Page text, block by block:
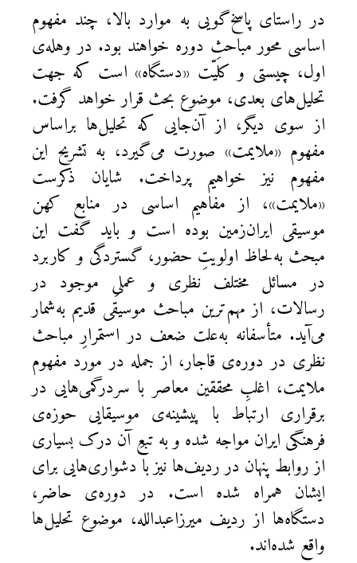
در راستای پاسخ‌گویی به موارد بالا، چند مفهوم
اساسی محور مباحثِ دوره خواهند بود. در وهله‌ی
اول، چیستی و کلیّت «دستگاه» است که جهت
تحلیل‌های بعدی، موضوع بحث قرار خواهد گرفت.
از سوی دیگر، از آن‌جایی که تحلیل‌ها براساس
مفهوم «ملایمت» صورت می‌گیرد، به تشریح این
مفهوم نیز خواهیم پرداخت. شایان ذکرست
«ملایمت»، از مفاهیم اساسی در منابع کهن
موسیقی ایران‌زمین بوده است و باید گفت این
مبحث به‌لحاظ اولویتِ حضور، گستردگی و کاربرد
در مسائل مختلف نظری و عملیِ موجود در
رسالات، از مهم‌ترین مباحث موسیقی قدیم به‌شمار
می‌آید. متأسفانه به‌علت ضعف در استمرارِ مباحث
نظری در دوره‌ی قاجار، از جمله در مورد مفهوم
ملایمت، اغلبِ محققین معاصر با سردرگمی‌هایی در
برقراری ارتباط با پیشینه‌ی موسیقایی حوزه‌ی
فرهنگی ایران مواجه شده و به تبعِ آن درک بسیاری
از روابط پنهان در ردیف‌ها نیز با دشواری‌هایی برای
ایشان همراه شده است. در دوره‌ی حاضر،
دستگاه‌ها از ردیف میرزاعبدالله، موضوع تحلیل‌ها
واقع شده‌اند.